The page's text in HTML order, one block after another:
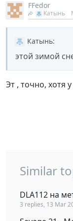
FFedor
Катынь
Катынь:
этой зимой
Эт , точно, хотя
Similar
DLA112 на
3 replies, 13 Mar